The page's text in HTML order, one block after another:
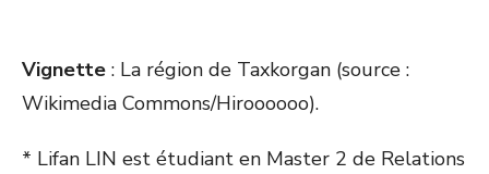
Vignette : La région de Taxkorgan (source :
Wikimedia Commons/Hiroooooo).
* Lifan LIN est étudiant en Master 2 de Relations